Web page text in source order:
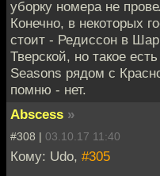
уборку номера не
Конечно, в некоторых
стоит - Редиссон в
Тверской, но такое
Seasons рядом с
помню - нет.
Abscess »
#308 | 03.10.17 11:40
Кому: Udo, #305